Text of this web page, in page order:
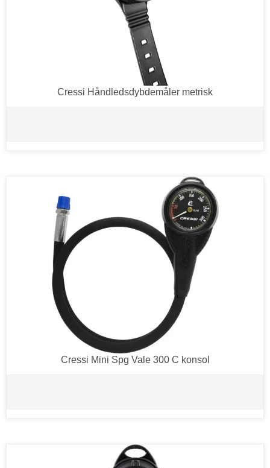
Cressi Håndledsdybdemåler metrisk
Cressi Mini Spg Vale 300 C konsol